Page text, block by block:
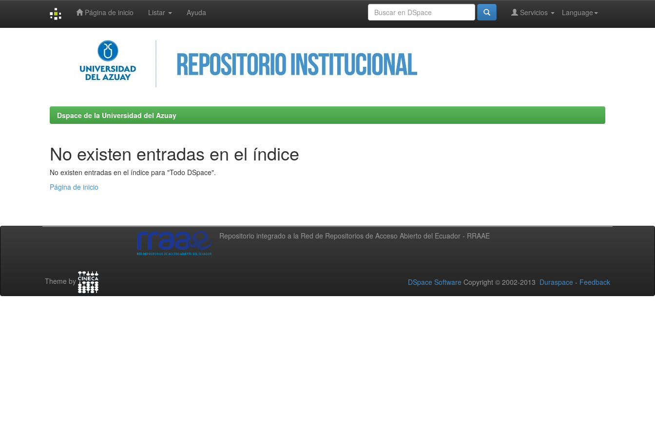
Página de inicio Listar Ayuda Language
Servicios
Dspace de la Universidad del Azuay
No existen entradas en el índice
No existen entradas en el índice para "Todo DSpace".
Página de inicio
Repositorio integrado a la Red de Repositorios de Acceso Abierto del Ecuador - RRAAE
Theme by DSpace Software Copyright © 2002-2013 Duraspace - Feedback